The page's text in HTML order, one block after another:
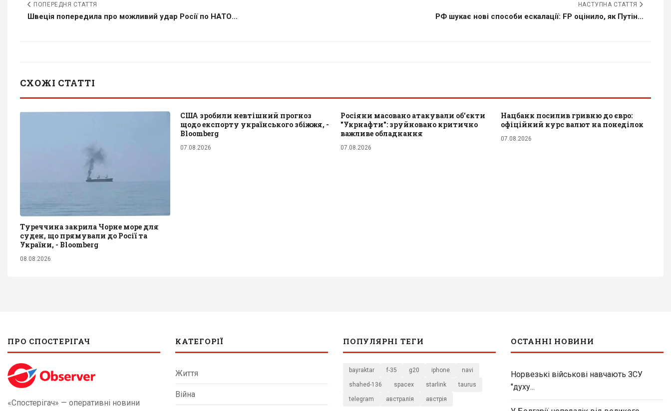
ПОПЕРЕДНЯ СТАТТЯ
Швеція попередила про можливий удар Росії по НАТО...
НАСТУПНА СТАТТЯ
РФ шукає нові способи ескалації: FP оцінило, як Путін...
СХОЖІ СТАТТІ
Туреччина закрила Чорне море для
суден, що прямували до Росії та
України, - Bloomberg
08.08.2026
США зробили невтішний прогноз
щодо експорту українського збіжжя, -
Bloomberg
07.08.2026
Росіяни масовано атакували обʼєкти
"Укрнафти": зруйновано критично
важливе обладнання
07.08.2026
Нацбанк посилив гривню до євро:
офіційний курс валют на понеділок
07.08.2026
ПРО СПОСТЕРІГАЧ
«Спостерігач» — оперативні новини
КАТЕГОРІЇ
Життя
Війна
ПОПУЛЯРНІ ТЕГИ
bayraktar f-35 g20 iphone navi
shahed-136 spacex starlink taurus
telegram австралія австрія
ОСТАННІ НОВИНИ
Норвезькі військові навчають ЗСУ
"духу...